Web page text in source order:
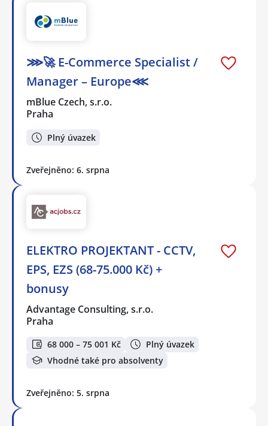
⋙🚀 E-Commerce Specialist /
Manager – Europe⋘
mBlue Czech, s.r.o.
Praha
Plný úvazek
Zveřejněno: 6. srpna
ELEKTRO PROJEKTANT - CCTV,
EPS, EZS (68-75.000 Kč) +
bonusy
Advantage Consulting, s.r.o.
Praha
68 000 – 75 001 Kč
Plný úvazek
Vhodné také pro absolventy
Zveřejněno: 5. srpna